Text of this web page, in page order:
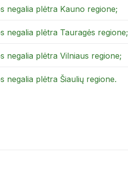
negalia plėtra Kauno regione;
negalia plėtra Tauragės regione;
negalia plėtra Vilniaus regione;
negalia plėtra Šiaulių regione.